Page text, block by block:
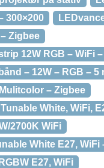
300×200
Zigbee
12W RGB – WiFi
– 12W – RGB – 5
– Zigbee
White, WiFi,
2700K WiFi
White E27, WiFi
E27, WiFi